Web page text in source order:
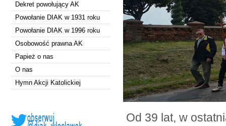
Dekret powołujący AK
Powołanie DIAK w 1931 roku
Powołanie DIAK w 1996 roku
Osobowość prawna AK
Papież o nas
O nas
Hymn Akcji Katolickiej
Od 39 lat, w